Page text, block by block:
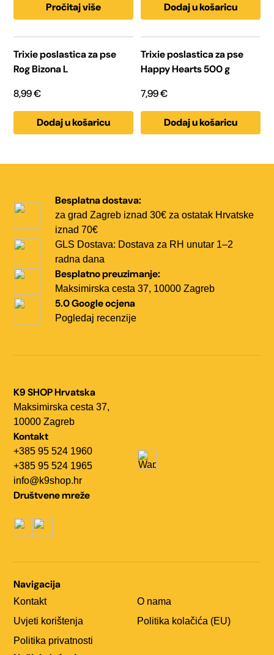
Pročitaj više Dodaj u košaricu
Trixie poslastica za pse
Rog Bizona L
8,99€
Dodaj u košaricu
Trixie poslastica za pse
Happy Hearts 500 g
7,99€
Dodaj u košaricu
Besplatna dostava:
za grad Zagreb iznad 30€ za ostatak Hrvatske
iznad 70€
GLS Dostava: Dostava za RH unutar 1–2
radna dana
Besplatno preuzimanje:
Maksimirska cesta 37, 10000 Zagreb
5.0 Google ocjena
Pogledaj recenzije
K9 SHOP Hrvatska
Maksimirska cesta 37,
10000 Zagreb
Kontakt
+385 95 524 1960
+385 95 524 1965
info@k9shop.hr
Navigacija
Kontakt
O nama
Uvjeti korištenja
Politika kolačića (EU)
Politika privatnosti
Društvene mreže